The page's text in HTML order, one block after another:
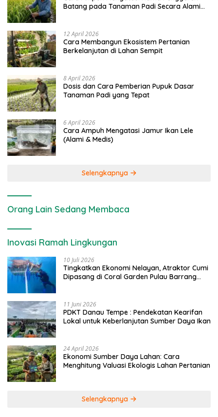
Batang pada Tanaman Padi Secara Alami
12 April 2026
Cara Membangun Ekosistem Pertanian
Berkelanjutan di Lahan Sempit
8 April 2026
Dosis dan Cara Pemberian Pupuk Dasar
Tanaman Padi yang Tepat
6 April 2026
Cara Ampuh Mengatasi Jamur Ikan Lele
(Alami & Medis)
Selengkapnya
Orang Lain Sedang Membaca
Inovasi Ramah Lingkungan
10 Juli 2026
Tingkatkan Ekonomi Nelayan, Atraktor Cumi
Dipasang di Coral Garden Pulau Barrang
11 Juni 2026
PDKT Danau Tempe : Pendekatan Kearifan
Lokal untuk Keberlanjutan Sumber Daya Ikan
24 April 2026
Ekonomi Sumber Daya Lahan: Cara
Menghitung Valuasi Ekologis Lahan Pertanian
Selengkapnya